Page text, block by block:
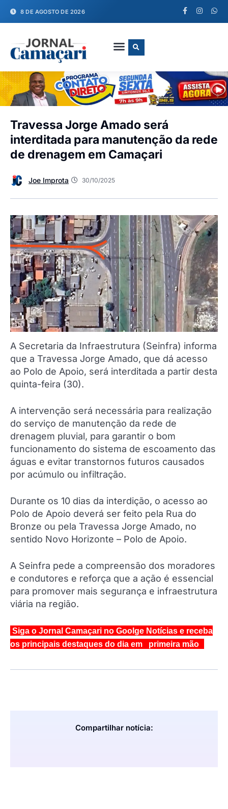
8 DE AGOSTO DE 2026
Travessa Jorge Amado será
interditada para manutenção da rede
de drenagem em Camaçari
Joe Improta 30/10/2025
A Secretaria da Infraestrutura (Seinfra) informa
que a Travessa Jorge Amado, que dá acesso
ao Polo de Apoio, será interditada a partir desta
quinta-feira (30).
A intervenção será necessária para realização
do serviço de manutenção da rede de
drenagem pluvial, para garantir o bom
funcionamento do sistema de escoamento das
águas e evitar transtornos futuros causados
por acúmulo ou infiltração.
Durante os 10 dias da interdição, o acesso ao
Polo de Apoio deverá ser feito pela Rua do
Bronze ou pela Travessa Jorge Amado, no
sentido Novo Horizonte – Polo de Apoio.
A Seinfra pede a compreensão dos moradores
e condutores e reforça que a ação é essencial
para promover mais segurança e infraestrutura
viária na região.
Siga o Jornal Camaçari no Goolge Notícias e receba
os principais destaques do dia em primeira mão
Compartilhar notícia: